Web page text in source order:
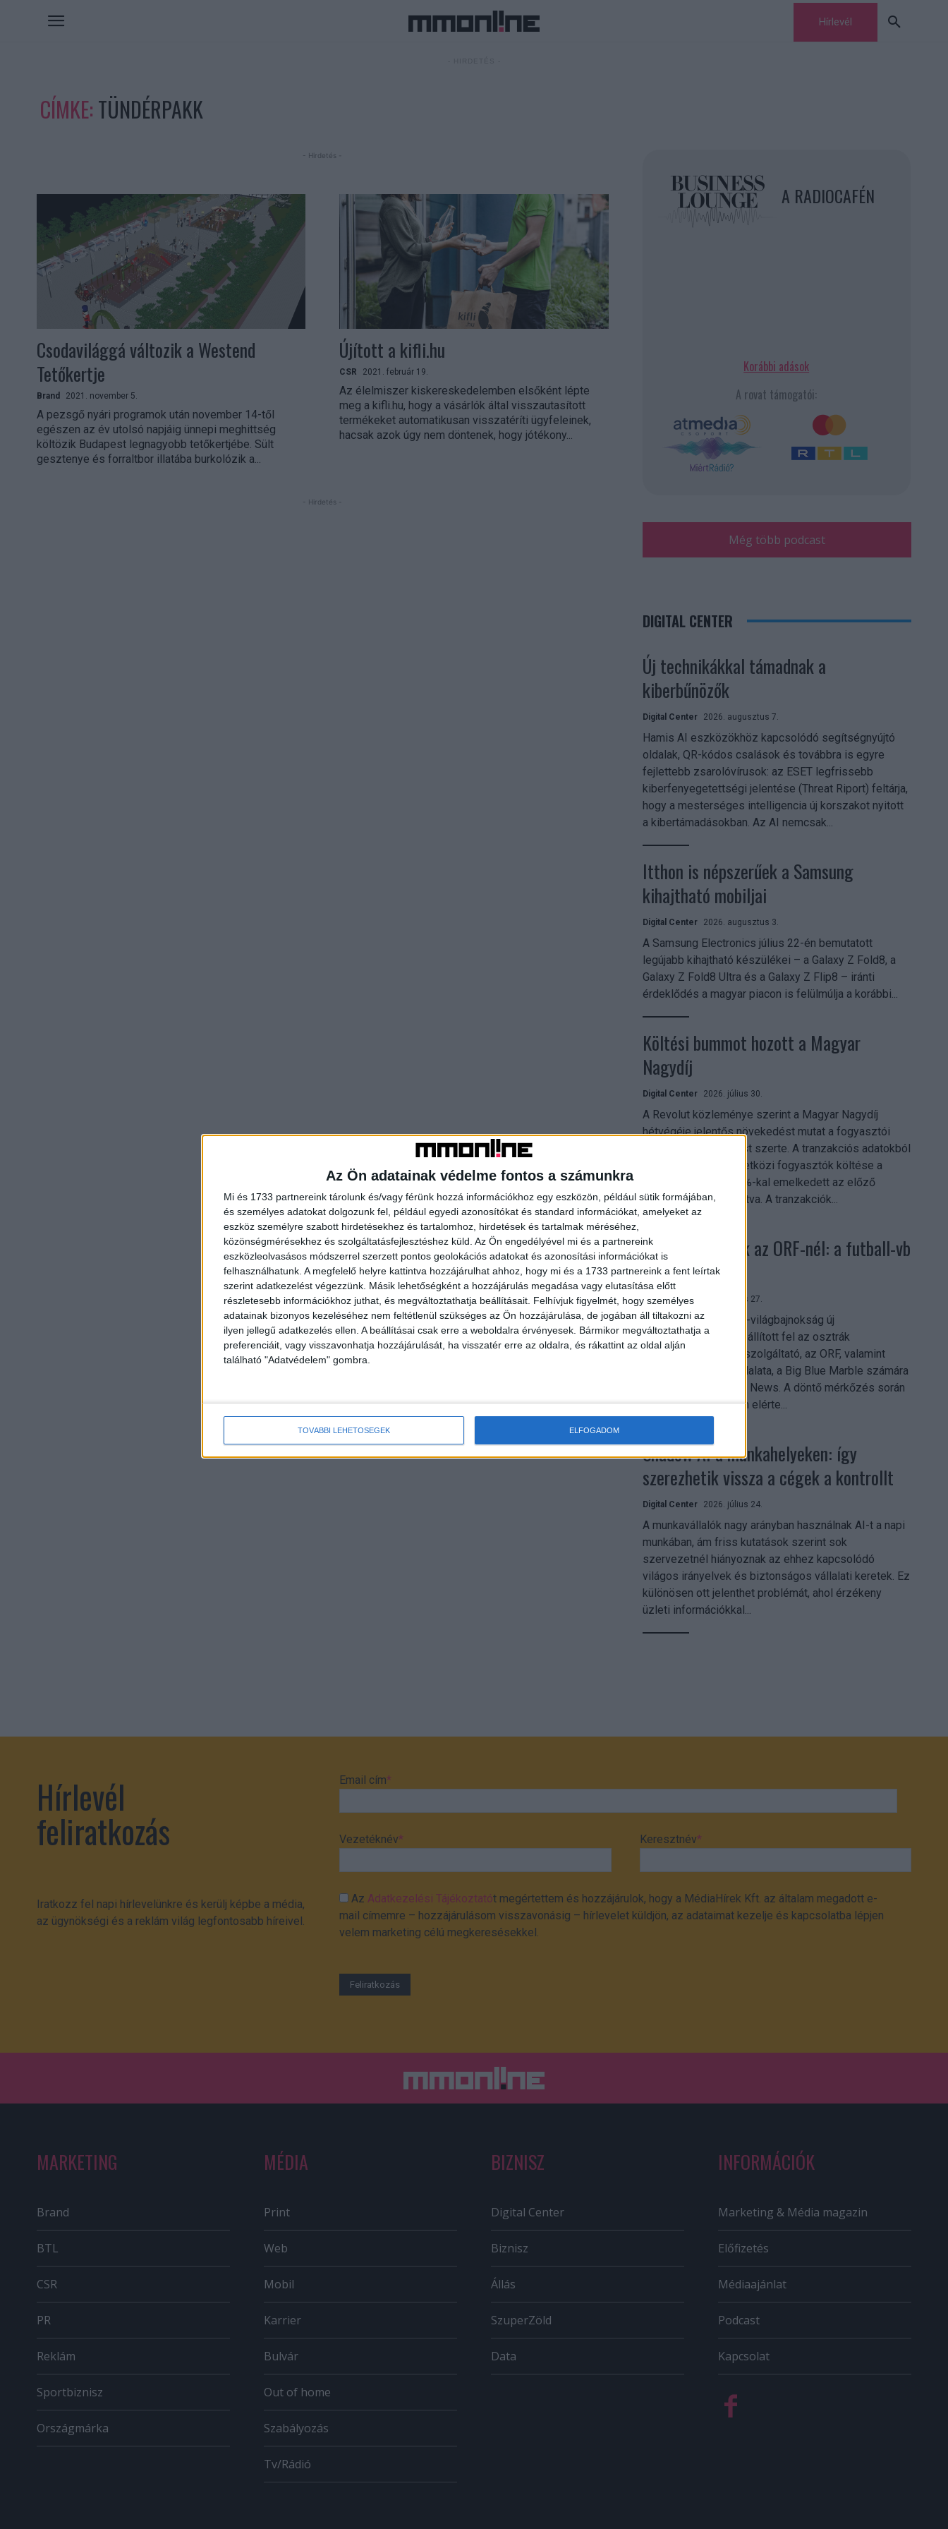
Az Ön adatainak védelme fontos a számunkra
Mi és 1733 partnereink tárolunk és/vagy férünk hozzá információkhoz egy eszközön, például sütik formájában,
és személyes adatokat dolgozunk fel, például egyedi azonosítókat és standard információkat, amelyeket az
eszköz személyre szabott hirdetésekhez és tartalomhoz, hirdetések és tartalmak méréséhez,
közönségmérésekhez és szolgáltatásfejlesztéshez küld. Az Ön engedélyével mi és a partnereink
eszközleolvasásos módszerrel szerzett pontos geolokációs adatokat és azonosítási információkat is
felhasználhatunk. A megfelelő helyre kattintva hozzájárulhat ahhoz, hogy mi és a 1733 partnereink a fent leírtak
szerint adatkezelést végezzünk. Másik lehetőségként a hozzájárulás megadása vagy elutasítása előtt
részletesebb információkhoz juthat, és megváltoztathatja beállításait. Felhívjuk figyelmét, hogy személyes
adatainak bizonyos kezeléséhez nem feltétlenül szükséges az Ön hozzájárulása, de jogában áll tiltakozni az
ilyen jellegű adatkezelés ellen. A beállításai csak erre a weboldalra érvényesek. Bármikor megváltoztathatja a
preferenciáit, vagy visszavonhatja hozzájárulását, ha visszatér erre az oldalra, és rákattint az oldal alján
található "Adatvédelem" gombra.
TOVÁBBI LEHETŐSÉGEK ELFOGADOM
Hírlevél
CÍMKE: TÜNDÉRPAKK
- Hirdetés -
Csodavilággá változik a Westend
Tetőkertje
Brand 2021. november 5.
A pezsgő nyári programok után november 14-től
egészen az év utolsó napjáig ünnepi meghittség
költözik Budapest legnagyobb tetőkertjébe. Sült
gesztenye és forraltbor illatába burkolózik a...
Újított a kifli.hu
CSR 2021. február 19.
Az élelmiszer kiskereskedelemben elsőként lépte
meg a kifli.hu, hogy a vásárlók által visszautasított
termékeket automatikusan visszatéríti ügyfeleinek,
hacsak azok úgy nem döntenek, hogy jótékony...
- Hirdetés -
A RADIOCAFÉN
Korábbi adások
A rovat támogatói:
Még több podcast
DIGITAL CENTER
Új technikákkal támadnak a
kiberbűnözők
Digital Center 2026. augusztus 7.
Hamis AI eszközökhöz kapcsolódó segítségnyújtó
oldalak, QR-kódos csalások és továbbra is egyre
fejlettebb zsarolóvírusok: az ESET legfrissebb
kiberfenyegetettségi jelentése (Threat Riport) feltárja,
hogy a mesterséges intelligencia új korszakot nyitott
a kibertámadásokban. Az AI nemcsak...
Itthon is népszerűek a Samsung
kihajtható mobiljai
Digital Center 2026. augusztus 3.
A Samsung Electronics július 22-én bemutatott
legújabb kihajtható készülékei – a Galaxy Z Fold8, a
Galaxy Z Fold8 Ultra és a Galaxy Z Flip8 – iránti
érdeklődés a magyar piacon is felülmúlja a korábbi...
Költési bummot hozott a Magyar
Nagydíj
Digital Center 2026. július 30.
A Revolut közleménye szerint a Magyar Nagydíj
hétvégéje jelentős növekedést mutat a fogyasztói
aktivitásban Budapest szerte. A tranzakciós adatokból
kiderül, hogy a nemzetközi fogyasztók költése a
versenyhétvégén 26%-kal emelkedett az előző
hétvégéhez viszonyítva. A tranzakciók...
Rekordok dőltek az ORF-nél: a futball-vb
mindent vitt
Digital Center 2026. július 27.
A 2026-os labdarúgó-világbajnokság új
streamingrekordokat állított fel az osztrák
közszolgálati műsorszolgáltató, az ORF, valamint
technológiai leányvállalata, a Big Blue Marble számára
– írja a Broadband TV News. A döntő mérkőzés során
az átlagos nézőszám elérte...
Shadow AI a munkahelyeken: így
szerezhetik vissza a cégek a kontrollt
Digital Center 2026. július 24.
A munkavállalók nagy arányban használnak AI-t a napi
munkában, ám friss kutatások szerint sok
szervezetnél hiányoznak az ehhez kapcsolódó
világos irányelvek és biztonságos vállalati keretek. Ez
különösen ott jelenthet problémát, ahol érzékeny
üzleti információkkal...
Hírlevél
feliratkozás
Iratkozz fel napi hírlevelünkre és kerülj képbe a média,
az ügynökségi és a reklám világ legfontosabb híreivel.
Email cím*
Vezetéknév* Keresztnév*
AzAdatkezelési Tájékoztatót megértettem és hozzájárulok, hogy a MédiaHírek Kft. az általam megadott e-
mail címemre – hozzájárulásom visszavonásig – hírlevelet küldjön, az adataimat kezelje és kapcsolatba lépjen
velem marketing célú megkeresésekkel.
MARKETING
Brand
BTL
CSR
PR
Reklám
Sportbiznisz
Országmárka
MÉDIA
Print
Web
Mobil
Karrier
Bulvár
Out of home
Szabályozás
Tv/Rádió
BIZNISZ
Digital Center
Biznisz
Állás
SzuperZöld
Data
INFORMÁCIÓK
Marketing & Média magazin
Előfizetés
Médiaajánlat
Podcast
Kapcsolat